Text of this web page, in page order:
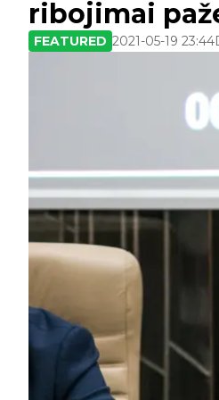
ribojimai
FEATURED 2021-05-19 23:44